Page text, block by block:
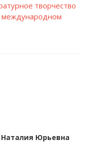
творчество
международном
Наталия Юрьевна